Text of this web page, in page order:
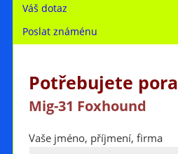
Váš dotaz
Poslat známénu
Potřebujete
Mig-31 Foxhound
Vaše jméno, příjmení, firma